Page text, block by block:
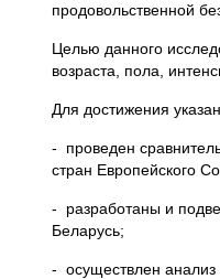
продовольственной
Целью данного
возраста, пола,
Для достижения
- проведен
стран Европейского
- разработаны и
Беларусь;
- осуществлен анализ